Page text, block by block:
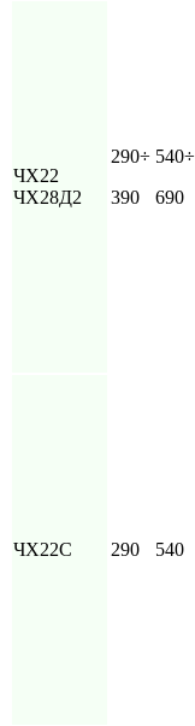
ЧX22
ЧХ28Д2
290÷
390
540÷
690
ЧХ22С 290 540